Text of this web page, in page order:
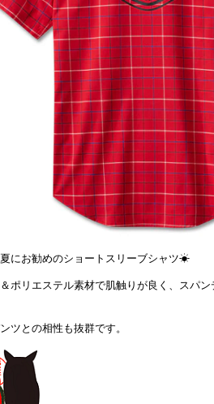
夏にお勧めのショートスリーブシャツ☀
ポリエステル素材で肌触りが良く、スパ
ツとの相性も抜群です。